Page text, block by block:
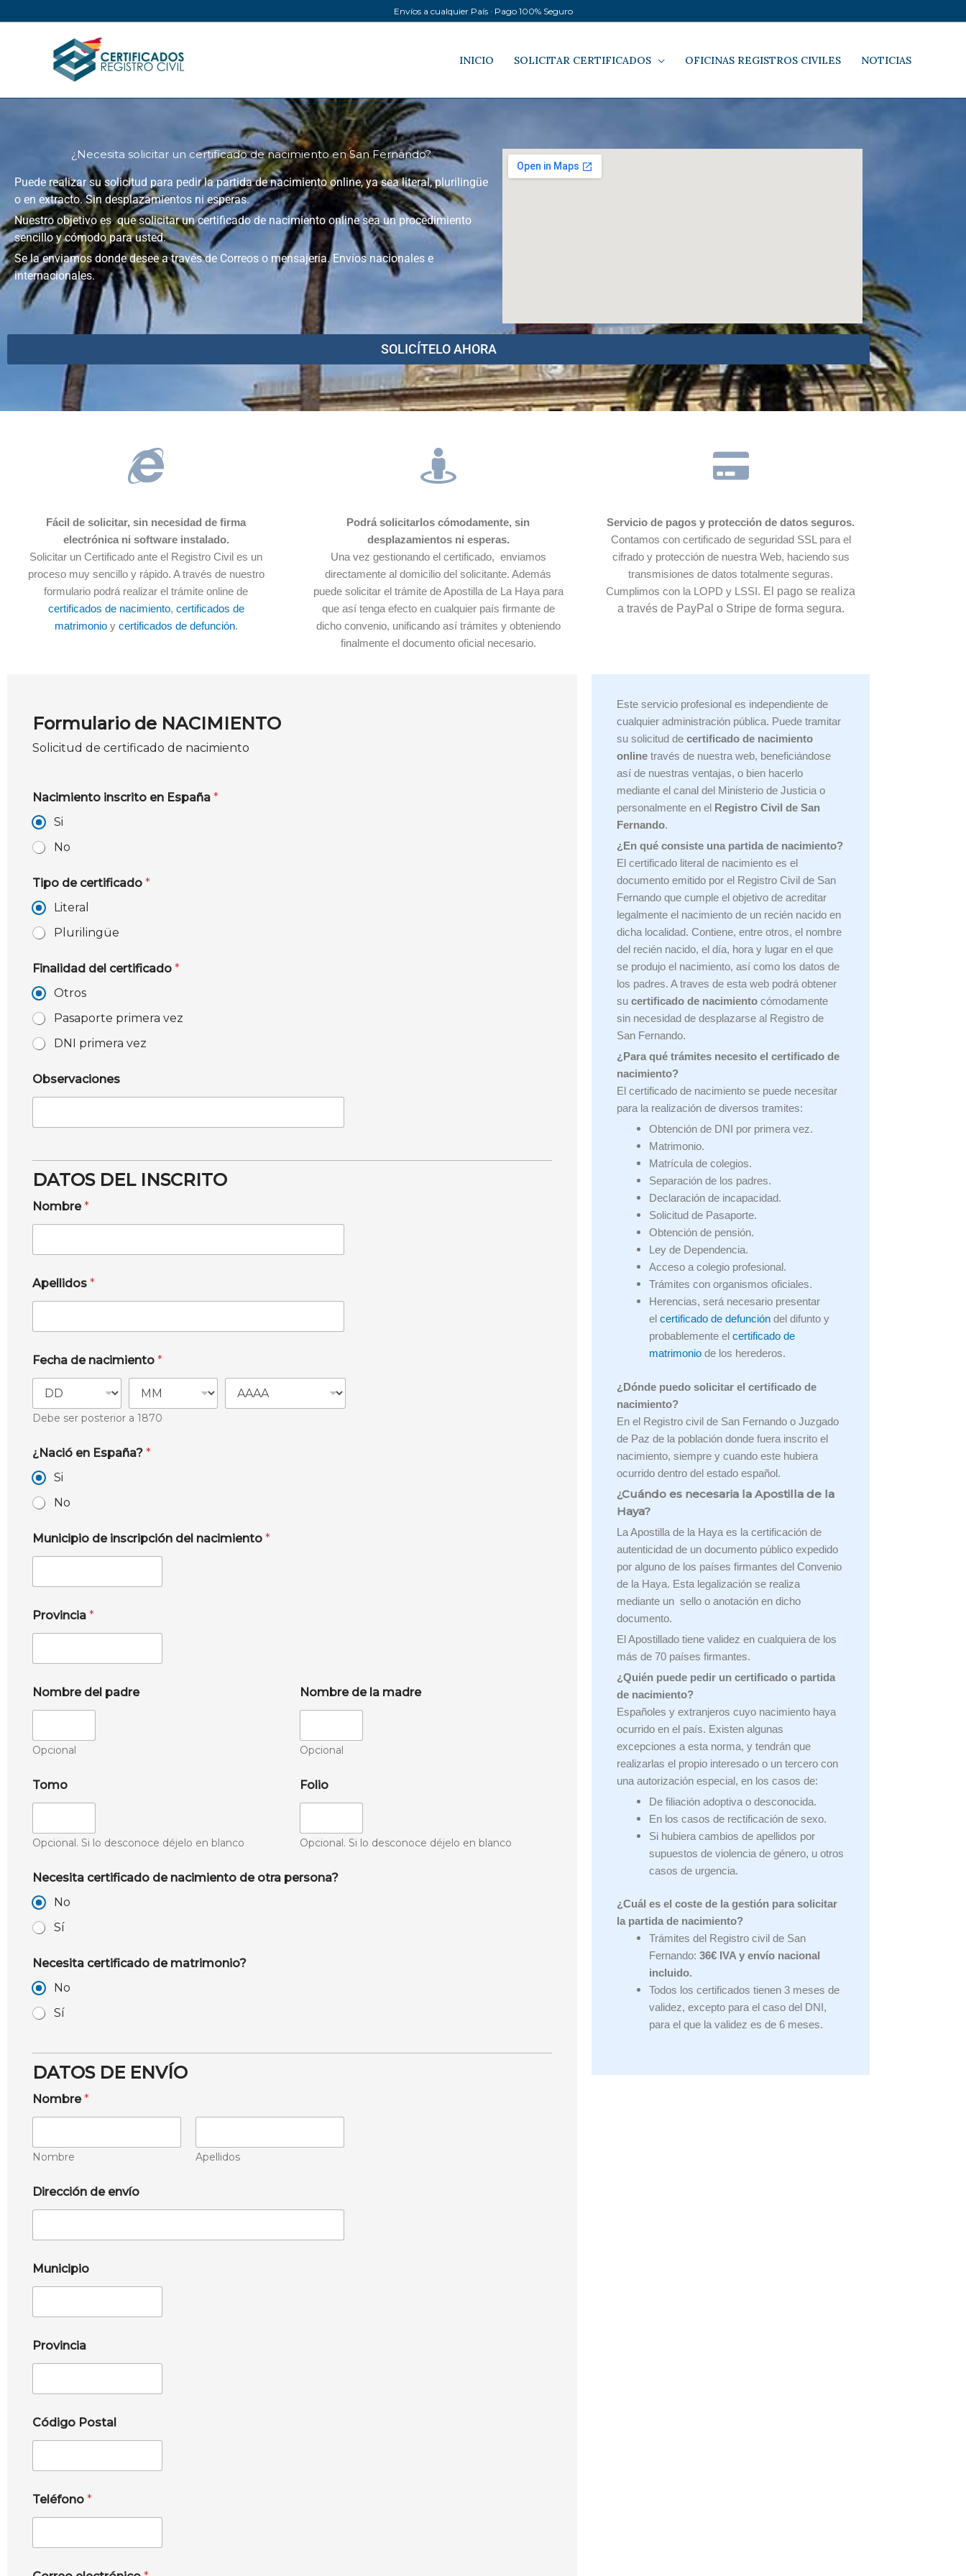
al
Envíos a cualquier País · Pago 100% Seguro
INICIO SOLICITAR CERTIFICADOS OFICINAS REGISTROS CIVILES NOTICIAS
¿Necesita solicitar un certificado de nacimiento en San Fernando?
Puede realizar su solicitud para pedir la partida de nacimiento online, ya sea literal, plurilingüe
o en extracto. Sin desplazamientos ni esperas.
Nuestro objetivo es que solicitar un certificado de nacimiento online sea un procedimiento
sencillo y cómodo para usted.
Se la enviamos donde desee a través de Correos o mensajería. Envíos nacionales e
internacionales.
SOLICÍTELO AHORA
Fácil de solicitar, sin necesidad de firma
electrónica ni software instalado.
Solicitar un Certificado ante el Registro Civil es un
proceso muy sencillo y rápido. A través de nuestro
formulario podrá realizar el trámite online de
certificados de nacimiento, certificados de
matrimonioy certificados de defunción.
Podrá solicitarlos cómodamente, sin
desplazamientos ni esperas.
Una vez gestionando el certificado, enviamos
directamente al domicilio del solicitante. Además
puede solicitar el trámite de Apostilla de La Haya para
que así tenga efecto en cualquier país firmante de
dicho convenio, unificando así trámites y obteniendo
finalmente el documento oficial necesario.
Servicio de pagos y protección de datos seguros.
Contamos con certificado de seguridad SSL para el
cifrado y protección de nuestra Web, haciendo sus
transmisiones de datos totalmente seguras.
Cumplimos con la LOPD y LSSI. El pago se realiza
a través de PayPal o Stripe de forma segura.
Formulario de NACIMIENTO
Solicitud de certificado de nacimiento
Nacimiento inscrito en España *
Si
No
Tipo de certificado *
Literal
Plurilingüe
Finalidad del certificado *
Otros
Pasaporte primera vez
DNI primera vez
Observaciones
DATOS DEL INSCRITO
Nombre*
Apellidos *
Fecha de nacimiento *
Debe ser posterior a 1870
¿Nació en España? *
Si
No
Municipio de inscripción del nacimiento *
Provincia *
Nombre del padre
Opcional
Nombre de la madre
Opcional
Tomo
Opcional. Si lo desconoce déjelo en blanco
Folio
Opcional. Si lo desconoce déjelo en blanco
Necesita certificado de nacimiento de otra persona?
No
Sí
Necesita certificado de matrimonio?
No
Sí
DATOS DE ENVÍO
Nombre*
Nombre Apellidos
Dirección de envío
Municipio
Provincia
Código Postal
Teléfono *
Este servicio profesional es independiente de
cualquier administración pública. Puede tramitar
su solicitud decertificado de nacimiento
online través de nuestra web, beneficiándose
así de nuestras ventajas, o bien hacerlo
mediante el canal del Ministerio de Justicia o
personalmente en el Registro Civil de San
Fernando.
¿En qué consiste una partida de nacimiento?
El certificado literal de nacimiento es el
documento emitido por el Registro Civil de San
Fernando que cumple el objetivo de acreditar
legalmente el nacimiento de un recién nacido en
dicha localidad. Contiene, entre otros, el nombre
del recién nacido, el día, hora y lugar en el que
se produjo el nacimiento, así como los datos de
los padres. A traves de esta web podrá obtener
sucertificado de nacimientocómodamente
sin necesidad de desplazarse al Registro de
San Fernando.
¿Para qué trámites necesito el certificado de
nacimiento?
El certificado de nacimiento se puede necesitar
para la realización de diversos tramites:
Obtención de DNI por primera vez.
Matrimonio.
Matrícula de colegios.
Separación de los padres.
Declaración de incapacidad.
Solicitud de Pasaporte.
Obtención de pensión.
Ley de Dependencia.
Acceso a colegio profesional.
Trámites con organismos oficiales.
Herencias, será necesario presentar
elcertificado de defunción del difunto y
probablemente elcertificado de
matrimonio de los herederos.
¿Dónde puedo solicitar el certificado de
nacimiento?
En el Registro civil de San Fernando o Juzgado
de Paz de la población donde fuera inscrito el
nacimiento, siempre y cuando este hubiera
ocurrido dentro del estado español.
¿Cuándo es necesaria la Apostilla de la
Haya?
La Apostilla de la Haya es la certificación de
autenticidad de un documento público expedido
por alguno de los países firmantes del Convenio
de la Haya. Esta legalización se realiza
mediante un sello o anotación en dicho
documento.
El Apostillado tiene validez en cualquiera de los
más de 70 países firmantes.
¿Quién puede pedir un certificado o partida
de nacimiento?
Españoles y extranjeros cuyo nacimiento haya
ocurrido en el país. Existen algunas
excepciones a esta norma, y tendrán que
realizarlas el propio interesado o un tercero con
una autorización especial, en los casos de:
De filiación adoptiva o desconocida.
En los casos de rectificación de sexo.
Si hubiera cambios de apellidos por
supuestos de violencia de género, u otros
casos de urgencia.
¿Cuál es el coste de la gestión para solicitar
la partida de nacimiento?
Trámites del Registro civil de San
Fernando:36€ IVA y envío nacional
incluido.
Todos los certificados tienen 3 meses de
validez, excepto para el caso del DNI,
para el que la validez es de 6 meses.